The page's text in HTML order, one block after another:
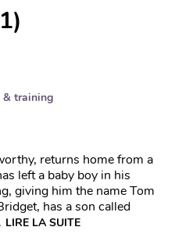
& training
returns home from a
left a baby boy in his
giving him the name Tom
has a son called
LIRE LA SUITE